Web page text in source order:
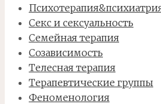
Секс и сексуальность
Семейная терапия
Созависимость
Телесная терапия
Терапевтические группы
Феноменология